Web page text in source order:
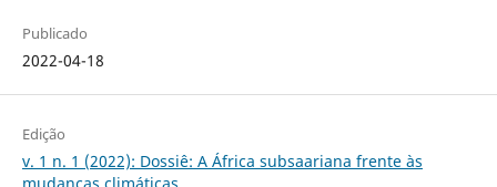
Publicado
2022-04-18
Edição
v. 1 n. 1 (2022): Dossiê: A África subsaariana frente às